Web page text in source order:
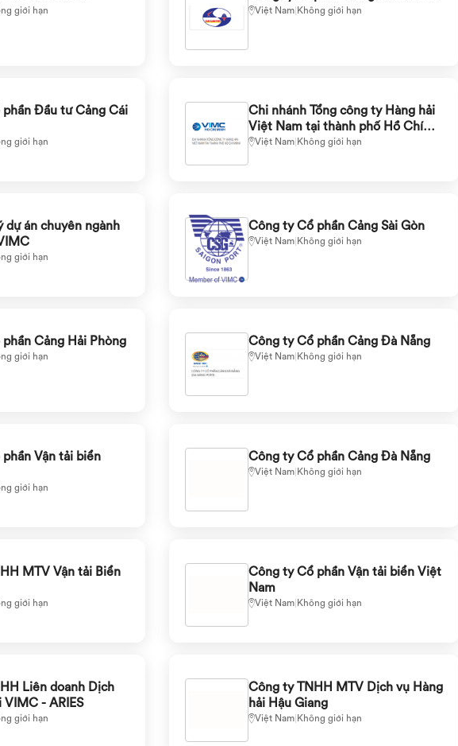
giới hạn Việt Nam|Không giới hạn
Đầu tư Cảng Cái
giới hạn
Chi nhánh Tổng công ty Hàng hải
Việt Nam tại thành phố Hồ Chí
Minh
Việt Nam|Không giới hạn
dự án chuyên ngành
giới hạn
Công ty Cổ phần Cảng Sài Gòn
Việt Nam|Không giới hạn
Cảng Hải Phòng
giới hạn
Công ty Cổ phần Cảng Đà Nẵng
Việt Nam|Không giới hạn
Vận tải biển
giới hạn
Công ty Cổ phần Cảng Đà Nẵng
Việt Nam|Không giới hạn
MTV Vận tải Biển
giới hạn
Công ty Cổ phần Vận tải biển Việt
Nam
Việt Nam|Không giới hạn
Liên doanh Dịch
VIMC - ARIES
giới hạn
Công ty TNHH MTV Dịch vụ Hàng
hải Hậu Giang
Việt Nam|Không giới hạn